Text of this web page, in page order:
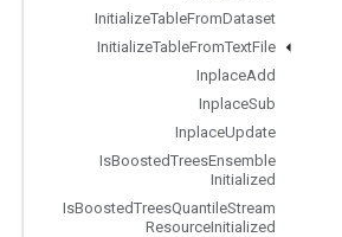
InitializeTableFromDataset
InitializeTableFromTextFile
InplaceAdd
InplaceSub
InplaceUpdate
IsBoostedTreesEnsemble
Initialized
IsBoostedTreesQuantileStream
ResourceInitialized